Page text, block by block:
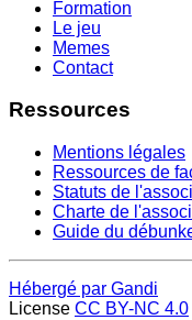
Formation
Le jeu
Memes
Contact
Ressources
Mentions légales
Ressources de
Statuts de
Charte de
Guide du
Hébergé par Gandi
License CC BY-NC 4.0